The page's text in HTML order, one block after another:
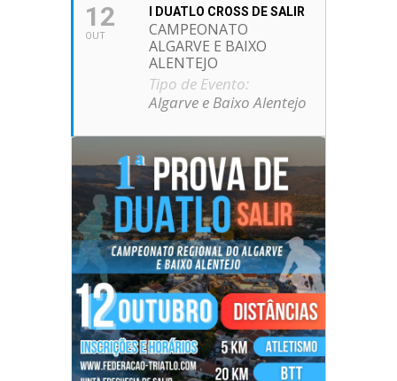
12
OUT
I DUATLO CROSS DE SALIR
CAMPEONATO
ALGARVE E BAIXO
ALENTEJO
Tipo de Evento:
Algarve e Baixo Alentejo